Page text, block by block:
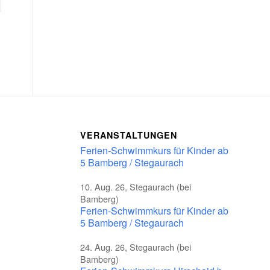
VERANSTALTUNGEN
Ferien-Schwimmkurs für Kinder ab
5 Bamberg / Stegaurach
10. Aug. 26, Stegaurach (bei
Bamberg)
Ferien-Schwimmkurs für Kinder ab
5 Bamberg / Stegaurach
24. Aug. 26, Stegaurach (bei
Bamberg)